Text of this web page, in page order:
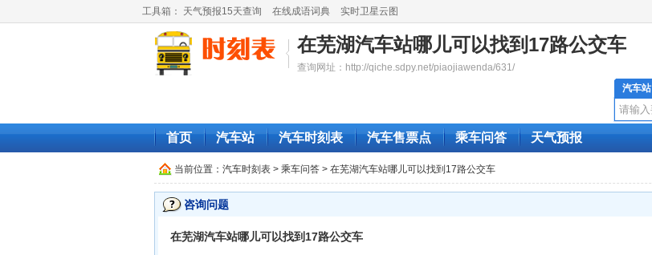
工具箱： 天气预报15天查询 在线成语词典 实时卫星云图
在芜湖汽车站哪儿可以找到17路公交车
查询网址：http://qiche.sdpy.net/piaojiawenda/631/
汽车站
首页 汽车站 汽车时刻表 汽车售票点 乘车问答 天气预报
当前位置： 汽车时刻表 > 乘车问答 > 在芜湖汽车站哪儿可以找到17路公交车
咨询问题
在芜湖汽车站哪儿可以找到17路公交车